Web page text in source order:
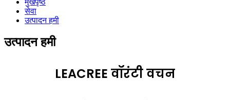
मुखपृष्ठ
सेवा
उत्पादन हमी
उत्पादन हमी
LEACREE वॉरंटी वचन